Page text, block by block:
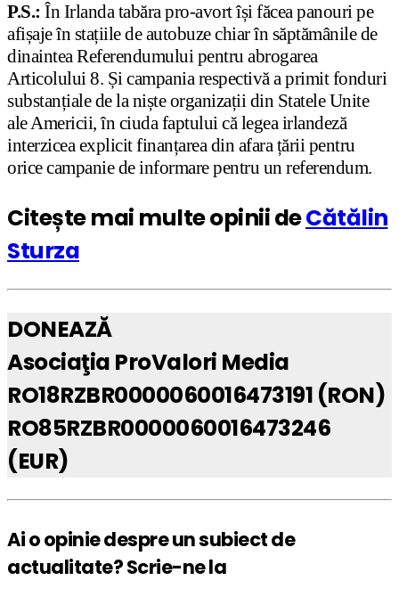
P.S.: În Irlanda tabăra pro-avort își făcea panouri pe
afișaje în stațiile de autobuze chiar în săptămânile de
dinaintea Referendumului pentru abrogarea
Articolului 8. Și campania respectivă a primit fonduri
substanțiale de la niște organizații din Statele Unite
ale Americii, în ciuda faptului că legea irlandeză
interzicea explicit finanțarea din afara țării pentru
orice campanie de informare pentru un referendum.
Citește mai multe opinii deCătălin
Sturza
DONEAZĂ
Asociaţia ProValori Media
RO18RZBR0000060016473191 (RON)
RO85RZBR0000060016473246
(EUR)
Ai o opinie despre un subiect de
actualitate? Scrie-ne la